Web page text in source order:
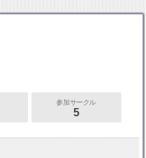
参加サークル
5